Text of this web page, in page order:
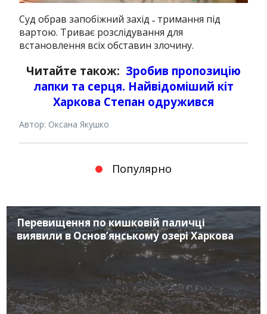
Суд обрав запобіжний захід ˗ тримання під
вартою. Триває розслідування для
встановлення всіх обставин злочину.
Читайте також: Зробив пропозицію
лапки та серця. Найвідоміший кіт
Харкова Степан одружився
Автор: Оксана Якушко
Популярно
Перевищення по кишковій паличці
виявили в Основ’янському озері Харкова